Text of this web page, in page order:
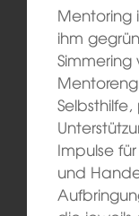
Mentoring
ihm
Impulse
und